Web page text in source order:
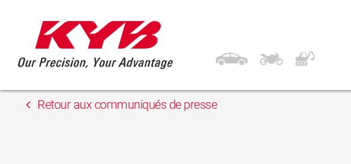
Unix Auto Ltd.
Retour aux communiqués de presse